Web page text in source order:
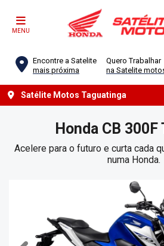
MENU
Encontre a Satelite
mais próxima
Quero Trabalhar
na Satelite
Satélite Motos Taguatinga
Honda CB
Acelere para o futuro e curta cada
numa Honda.